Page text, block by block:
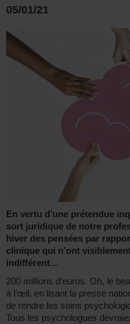
05/01/21
En vertu d’une prétendue
sort juridique de notre
hiver des pensées par
clinique qui n’ont
indifférent…
200 millions d’euros. Oh, le
à l’œil, en lisant la presse
de rendre les soins
Tous les psychologues